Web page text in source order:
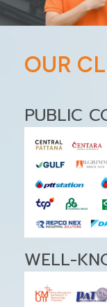
OUR
PUBLIC
WELL-